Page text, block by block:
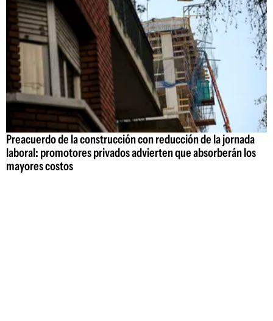
Preacuerdo de la construcción con reducción de la jornada
laboral: promotores privados advierten que absorberán los
mayores costos